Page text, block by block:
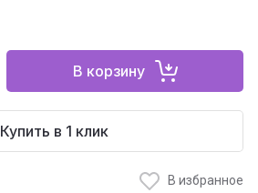
В корзину
Купить в 1 клик
В избранное